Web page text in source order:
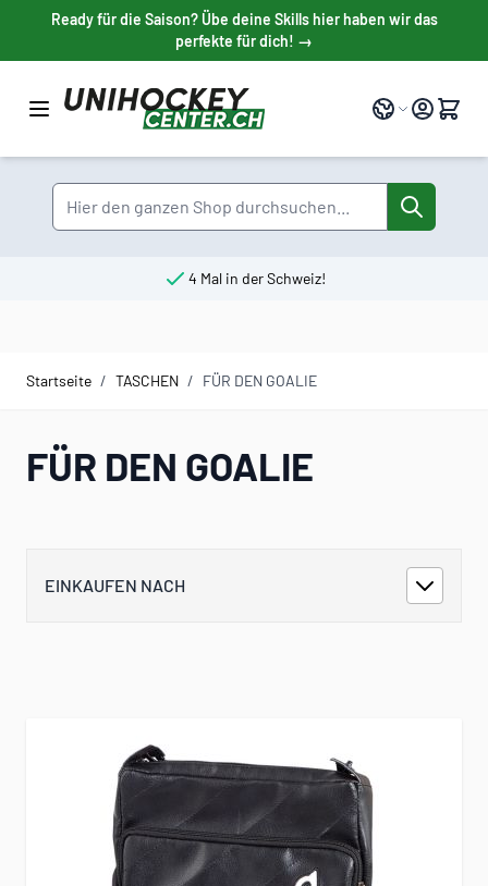
Direkt zum Inhalt
Ready für die Saison? Übe deine Skills hier haben wir das
perfekte für dich! →
Sprache
Suche
4 Mal in der Schweiz!
Startseite / TASCHEN / FÜR DEN GOALIE
FÜR DEN GOALIE
EINKAUFEN NACH